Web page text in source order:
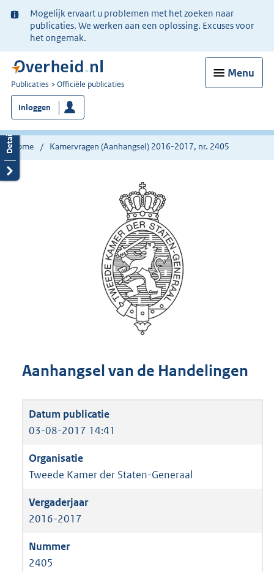
Ter
informatie:
Mogelijk ervaart u problemen met het zoeken naar
publicaties. We werken aan een oplossing. Excuses voor
het ongemak.
Menu
U
bent
nu
hier:
Publicaties Officiële publicaties
Inloggen
Home Kamervragen (Aanhangsel) 2016-2017, nr. 2405
Aanhangsel van de Handelingen
03-08-2017 14:41
Tweede Kamer der Staten-Generaal
2016-2017
2405